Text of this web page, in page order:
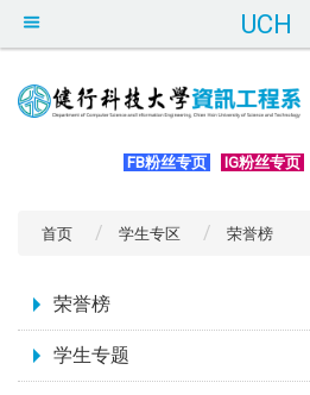
UCH
FB粉丝专页 IG粉丝专页
首页 学生专区 荣誉榜
荣誉榜
学生专题